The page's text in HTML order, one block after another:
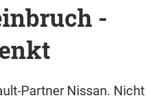
-
Partner Nissan. Nicht